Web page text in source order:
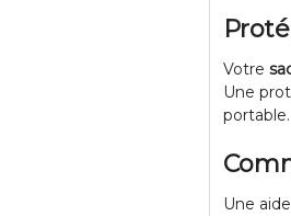
Votre
Une
portable.
Une